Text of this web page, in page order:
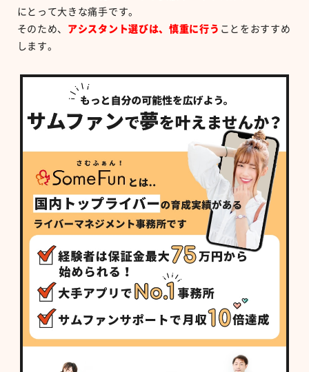
にとって大きな痛手です。
そのため、 アシスタント選びは、慎重に行う ことをおすすめ
します。